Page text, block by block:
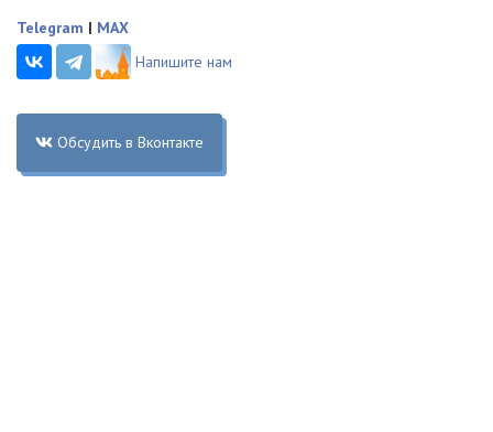
Telegram | MAX
Напишите нам
Обсудить в Вконтакте